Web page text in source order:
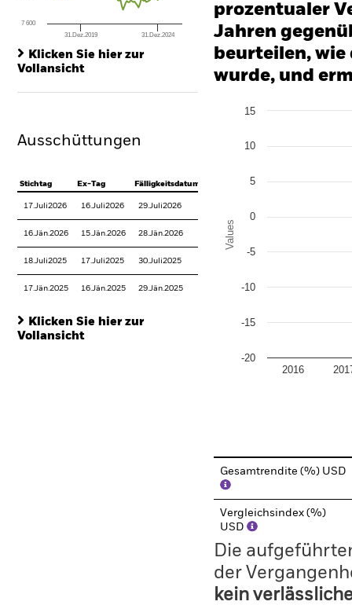
31.Dez.2019 31.Dez.2024
7 600
Klicken Sie hier zur
Vollansicht
Ausschüttungen
Stichtag Ex-Tag Fälligkeitsdatum
17.Juli2026 16.Juli2026 29.Juli2026
16.Jän.2026 15.Jän.2026 28.Jän.2026
18.Juli2025 17.Juli2025 30.Juli2025
17.Jän.2025 16.Jän.2025 29.Jän.2025
Klicken Sie hier zur
Vollansicht
prozentualer
Jahren
beurteilen,
wurde, und
Bar chart with 2 data
The chart has 1 Y axis
Values
2016
-20
-15
-10
-5
0
5
10
15
Gesamtrendite (%) USD
Vergleichsindex (%)
USD
Die
der
kein